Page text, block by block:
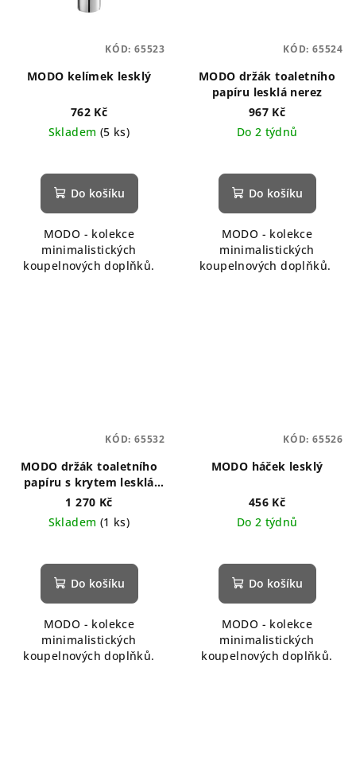
MODO kelímek lesklý
762 Kč
Skladem (5 ks)
Do košíku
MODO - kolekce
minimalistických
koupelnových doplňků.
KÓD: 65523
MODO držák toaletního
papíru lesklá nerez
967 Kč
Do 2 týdnů
Do košíku
MODO - kolekce
minimalistických
koupelnových doplňků.
KÓD: 65524
MODO držák toaletního
papíru s krytem lesklá
nerez
1 270 Kč
Skladem (1 ks)
Do košíku
MODO - kolekce
minimalistických
koupelnových doplňků.
KÓD: 65532
MODO háček lesklý
456 Kč
Do 2 týdnů
Do košíku
MODO - kolekce
minimalistických
koupelnových doplňků.
KÓD: 65526